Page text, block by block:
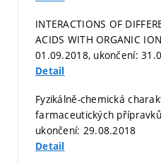
INTERACTIONS OF
ACIDS WITH ORGANIC
01.09.2018, ukončení:
Detail
Fyzikálně-chemická
farmaceutických
ukončení: 29.08.2018
Detail